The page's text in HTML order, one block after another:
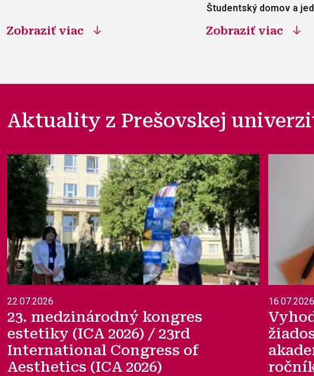
Zobraziť viac
Študentský domov a
Zobraziť viac
Aktuality z Prešovskej
22.07.2026
23. medzinárodný kongres
estetiky (ICA 2026) / 23rd
International Congress of
Aesthetics (ICA 2026)
16.07.2026